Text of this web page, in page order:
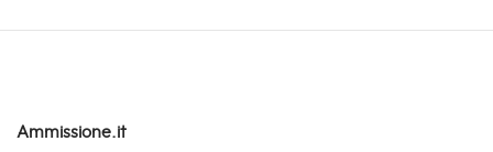
Ammissione.it